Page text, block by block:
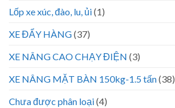
Lốp xe xúc, đào, lu, ủi(1)
XE ĐẨY HÀNG(37)
XE NÂNG CAO CHẠY ĐIỆN (3)
XE NÂNG MẶT BÀN 150kg-1.5 tấn(38)
Chưa được phân loại(4)